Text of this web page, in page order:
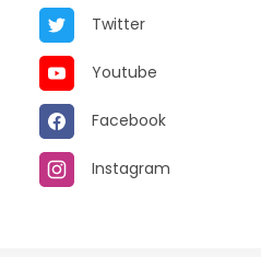
Twitter
Youtube
Facebook
Instagram